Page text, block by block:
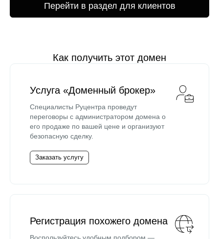
Перейти в раздел для клиентов
Как получить этот домен
Услуга «Доменный брокер»
Специалисты Руцентра проведут
переговоры с администратором домена о
его продаже по вашей цене и организуют
безопасную сделку.
Заказать услугу
Регистрация похожего домена